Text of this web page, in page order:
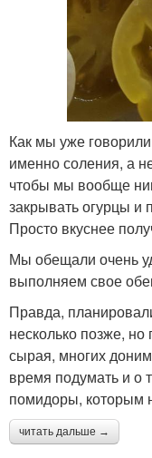
Как мы уже
именно соления, а
чтобы мы вообще
закрывать огурцы и
Просто вкуснее
Мы обещали очень
выполняем свое
Правда,
несколько позже,
сырая, многих
время подумать и о
помидоры, которым
читать дальше →